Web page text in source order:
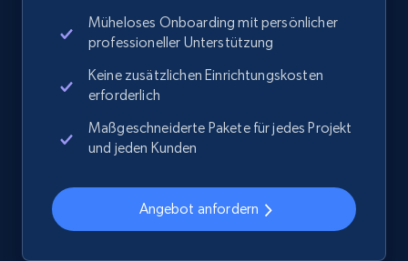
URL, Domain, Country code, Model number,
and more.
2.1K+ 353+ Jetzt anfangen
Home Depot US - Discover products by
Müheloses Onboarding mit persönlicher
professioneller Unterstützung
Keine zusätzlichen Einrichtungskosten
erforderlich
Maßgeschneiderte Pakete für jedes Projekt
und jeden Kunden
Angebot anfordern